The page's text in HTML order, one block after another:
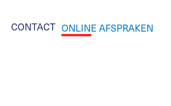
CONTACT ONLINE AFSPRAKEN